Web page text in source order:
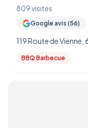
809 visites
Google avis (56)
119 Route de
BBQ Barbecue